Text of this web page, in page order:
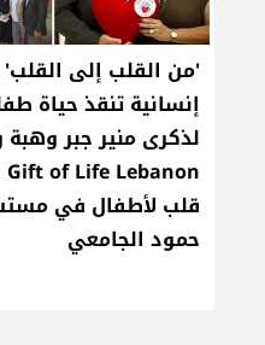
'من القلب إلى القلب'
إنسانية تنقذ حياة
لذكرى منير جبر وهبة
قلب لأطفال في
حمود الجامعي